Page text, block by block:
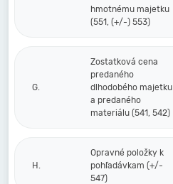
hmotnému majetku
(551, (+/-) 553)
G.
Zostatková cena
predaného
dlhodobého majetku
a predaného
materiálu (541, 542)
H.
Opravné položky k
pohľadávkam (+/-
547)